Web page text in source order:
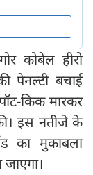
कोबेल हीरो
पेनल्टी बचाई
किक मारकर
इस नतीजे के
का मुकाबला